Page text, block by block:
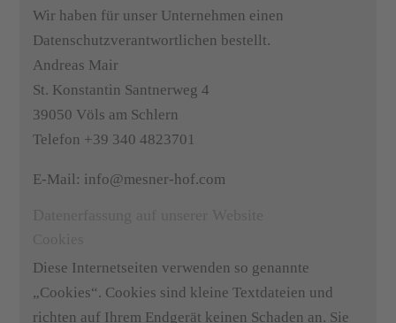
Wir haben für unser Unternehmen einen
Datenschutzverantwortlichen bestellt.
Andreas Mair
St. Konstantin Santnerweg 4
39050 Völs am Schlern
Telefon +39 340 4823701
E-Mail: info@mesner-hof.com
Diese Internetseiten verwenden so genannte
„Cookies“. Cookies sind kleine Textdateien und
richten auf Ihrem Endgerät keinen Schaden an. Sie